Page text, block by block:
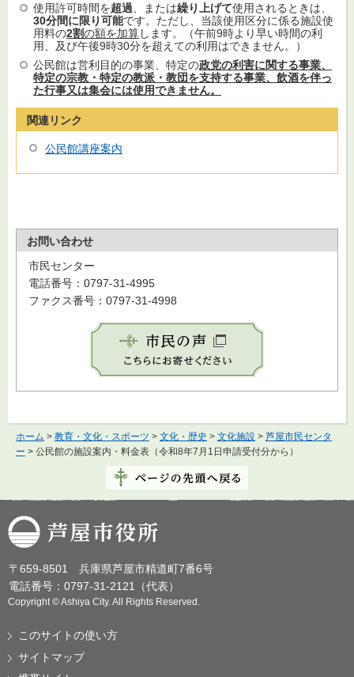
使用許可時間を超過 、または繰り上げて使用されるときは、
30分間に限り可能です。ただし、当該使用区分に係る施設使
用料の2割の額を加算します。（午前9時より早い時間の利
用、及び午後9時30分を超えての利用はできません。）
公民館は営利目的の事業、特定の政党の利害に関する事業、
特定の宗教・特定の教派・教団を支持する事業、飲酒を伴っ
た行事又は集会には使用できません。
関連リンク
公民館講座案内
お問い合わせ
市民センター
電話番号：0797-31-4995
ファクス番号：0797-31-4998
ホーム > 教育・文化・スポーツ > 文化・歴史 > 文化施設 > 芦屋市民センタ
ー > 公民館の施設案内・料金表（令和8年7月1日申請受付分から）
芦屋市役所
〒659-8501 兵庫県芦屋市精道町7番6号
電話番号：0797-31-2121（代表）
Copyright © Ashiya City. All Rights Reserved.
このサイトの使い方
サイトマップ